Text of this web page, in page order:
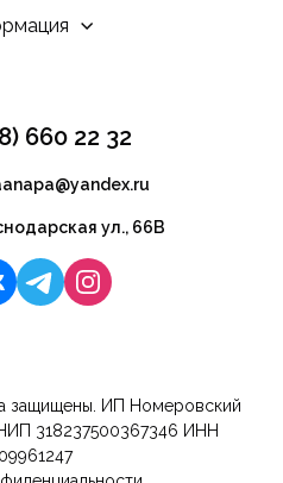
660 22 32
ул., 66В
защищены. ИП Номеровский
318237500367346 ИНН